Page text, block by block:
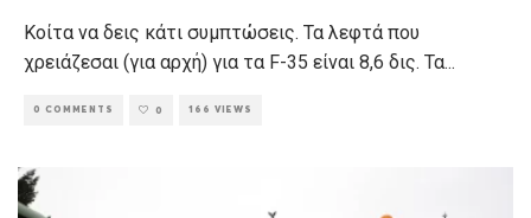
Κοίτα να δεις κάτι συμπτώσεις. Τα λεφτά που
χρειάζεσαι (για αρχή) για τα F-35 είναι 8,6 δις. Τα...
0 COMMENTS 0 166 VIEWS